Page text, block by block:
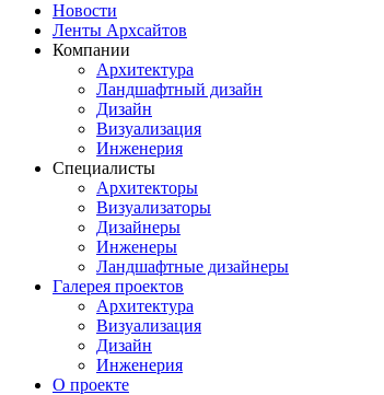
Новости
Ленты Архсайтов
Компании
Архитектура
Ландшафтный дизайн
Дизайн
Визуализация
Инженерия
Специалисты
Архитекторы
Визуализаторы
Дизайнеры
Инженеры
Ландшафтные дизайнеры
Галерея проектов
Архитектура
Визуализация
Дизайн
Инженерия
О проекте